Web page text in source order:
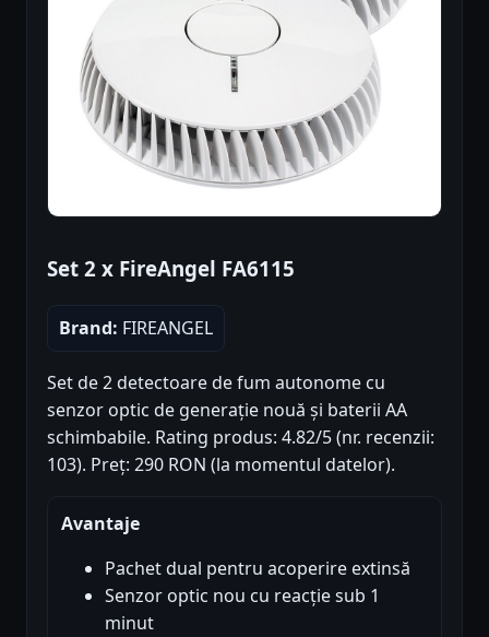
Set 2 x FireAngel FA6115
Brand: FIREANGEL
Set de 2 detectoare de fum autonome cu
senzor optic de generație nouă și baterii AA
schimbabile. Rating produs: 4.82/5 (nr. recenzii:
103). Preț: 290 RON (la momentul datelor).
Avantaje
Pachet dual pentru acoperire extinsă
Senzor optic nou cu reacție sub 1
minut